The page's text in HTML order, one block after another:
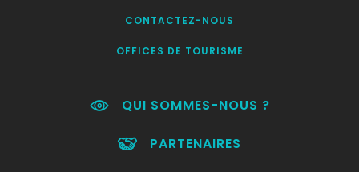
CONTACTEZ-NOUS
OFFICES DE TOURISME
QUI SOMMES-NOUS ?
PARTENAIRES